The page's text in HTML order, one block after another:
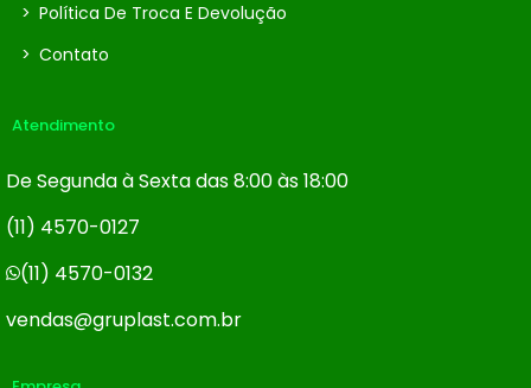
> Política De Troca E Devolução
> Contato
Atendimento
De Segunda à Sexta das 8:00 às 18:00
(11) 4570-0127
(11) 4570-0132
vendas@gruplast.com.br